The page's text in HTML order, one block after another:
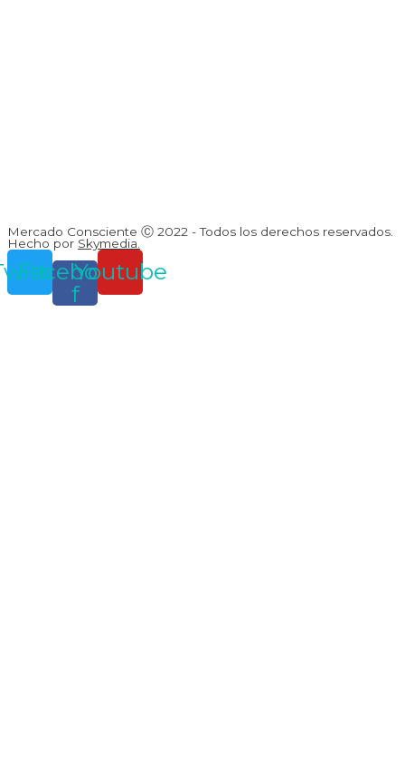
Mercado Consciente Ⓒ 2022 - Todos los derechos reservados.
Hecho por Skymedia.
Facebook-
f
Youtube